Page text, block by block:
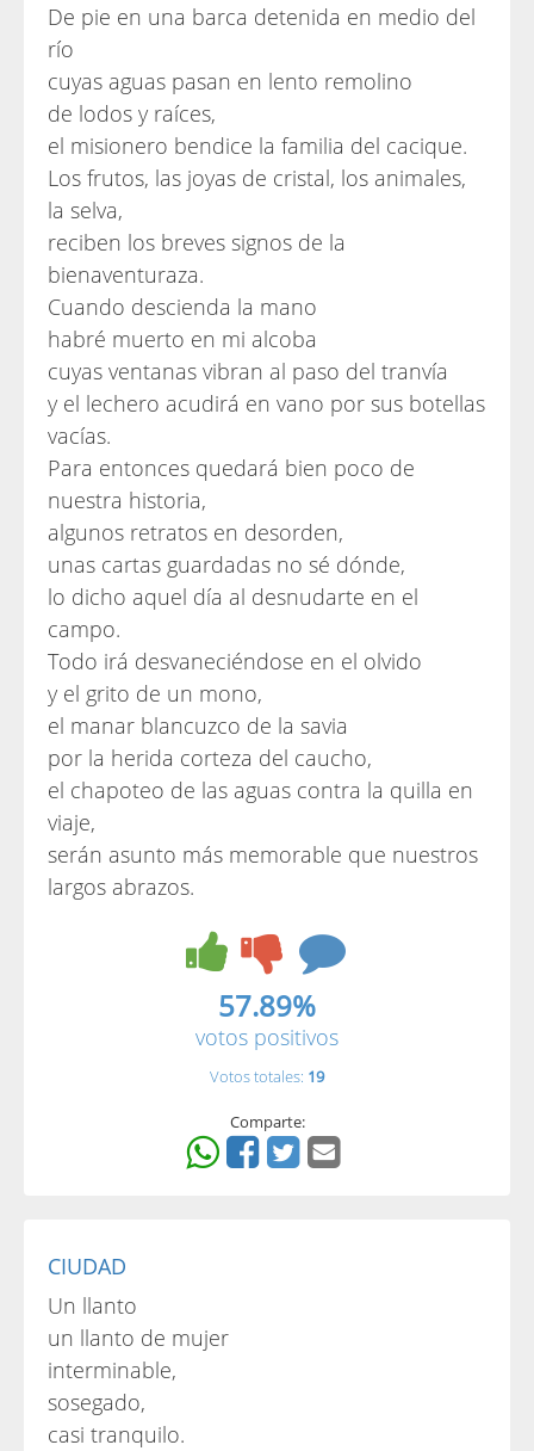
De pie en una barca detenida en medio del
río
cuyas aguas pasan en lento remolino
de lodos y raíces,
el misionero bendice la familia del cacique.
Los frutos, las joyas de cristal, los animales,
la selva,
reciben los breves signos de la
bienaventuraza.
Cuando descienda la mano
habré muerto en mi alcoba
cuyas ventanas vibran al paso del tranvía
y el lechero acudirá en vano por sus botellas
vacías.
Para entonces quedará bien poco de
nuestra historia,
algunos retratos en desorden,
unas cartas guardadas no sé dónde,
lo dicho aquel día al desnudarte en el
campo.
Todo irá desvaneciéndose en el olvido
y el grito de un mono,
el manar blancuzco de la savia
por la herida corteza del caucho,
el chapoteo de las aguas contra la quilla en
viaje,
serán asunto más memorable que nuestros
largos abrazos.
57.89%
votos positivos
Votos totales: 19
Comparte:
CIUDAD
Un llanto
un llanto de mujer
interminable,
sosegado,
casi tranquilo.